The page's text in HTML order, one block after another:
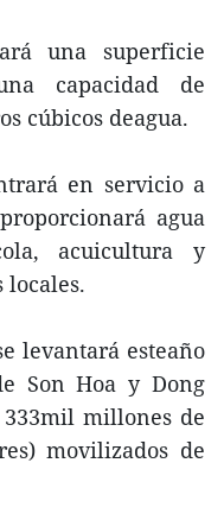
una superficie
capacidad de
cúbicos deagua.
en servicio a
agua
acuicultura y
locales.
levantará esteaño
Son Hoa y Dong
millones de
movilizados de